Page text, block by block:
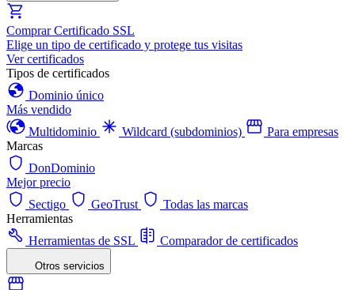
Comprar Certificado SSL
Elige un tipo de certificado y protege tus visitas
Ver certificados
Tipos de certificados
Dominio único
Más vendido
Multidominio
Wildcard (subdominios)
Para empresas
Marcas
DonDominio
Mejor precio
Sectigo
GeoTrust
Todas las marcas
Herramientas
Herramientas de SSL
Comparador de certificados
Otros servicios